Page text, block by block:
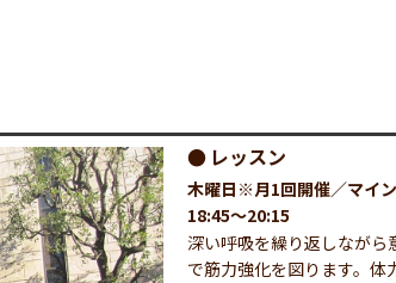
レッスン
木曜日※月1回開催／マイ
18:45～20:15
深い呼吸を繰り返しながら
で筋力強化を図ります。体